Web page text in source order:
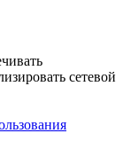
сетевой